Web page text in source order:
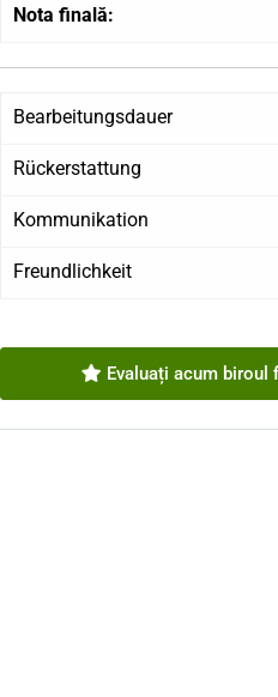
Nota finală:
Bearbeitungsdauer
Rückerstattung
Kommunikation
Freundlichkeit
Evaluați acum biroul